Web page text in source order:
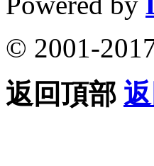
© 2001-
返回頂部